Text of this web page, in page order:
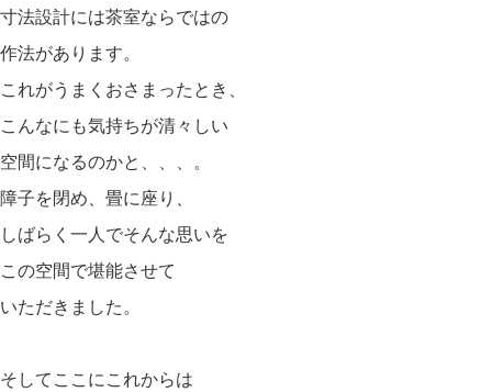
寸法設計には茶室ならではの
作法があります。
これがうまくおさまったとき、
こんなにも気持ちが清々しい
空間になるのかと、、、。
障子を閉め、畳に座り、
しばらく一人でそんな思いを
この空間で堪能させて
いただきました。
そしてここにこれからは